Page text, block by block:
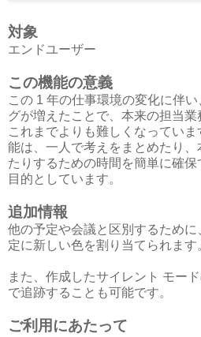
対象
エンドユーザー
この機能の意義
この 1 年の仕事環境の変化に伴
グが増えたことで、本来の担当
これまでよりも難しくなってい
能は、一人で考えをまとめたり
たりするための時間を簡単に確
目的としています。
追加情報
他の予定や会議と区別するため
定に新しい色を割り当てられます
また、作成したサイレント モー
で追跡することも可能です。
ご利用にあたって